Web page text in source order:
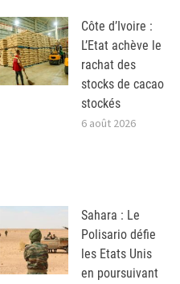
Côte d’Ivoire :
L’Etat achève le
rachat des
stocks de cacao
stockés
6 août 2026
Sahara : Le
Polisario défie
les Etats Unis
en poursuivant